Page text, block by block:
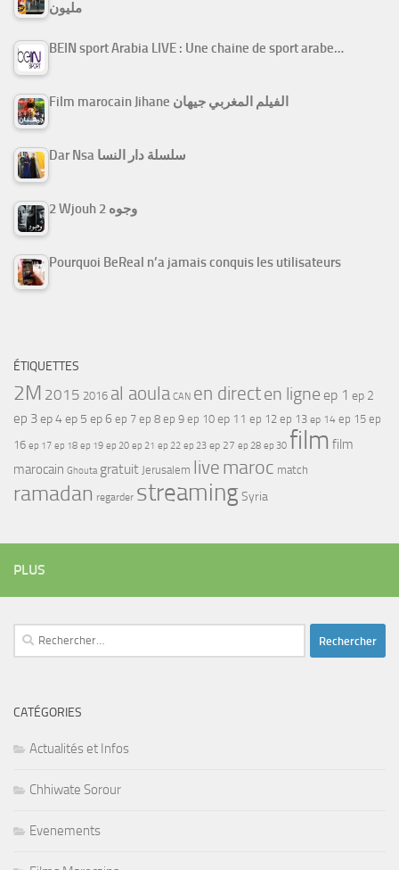
مليون
BEIN sport Arabia LIVE : Une chaine de sport arabe…
Film marocain Jihane الفيلم المغربي جيهان
Dar Nsa سلسلة دار النسا
2 Wjouh 2 وجوه
Pourquoi BeReal n’a jamais conquis les utilisateurs
ÉTIQUETTES
2M 2015 2016 al aoula CAN en directen ligne ep 1 ep 2
ep 3ep 4ep 5 ep 6 ep 7 ep 8 ep 9 ep 10 ep 11 ep 12 ep 13 ep 14 ep 15 ep
16 ep 17 ep 18 ep 19 ep 20 ep 21 ep 22 ep 23 ep 27 ep 28 ep 30 film film
marocain Ghouta gratuit Jerusalem live maroc match
ramadan regarder streamingSyria
PLUS
Rechercher :
CATÉGORIES
Actualités et Infos
Chhiwate Sorour
Evenements